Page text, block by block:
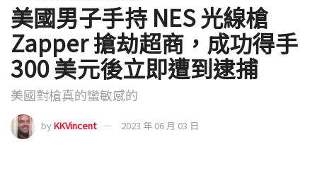
美國男子手持 NES 光線槍
Zapper 搶劫超商，成功得手
300 美元後立即遭到逮捕
美國對槍真的蠻敏感的
byKKVincent 2023 年 06 月 03 日